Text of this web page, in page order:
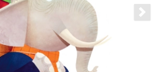
slide